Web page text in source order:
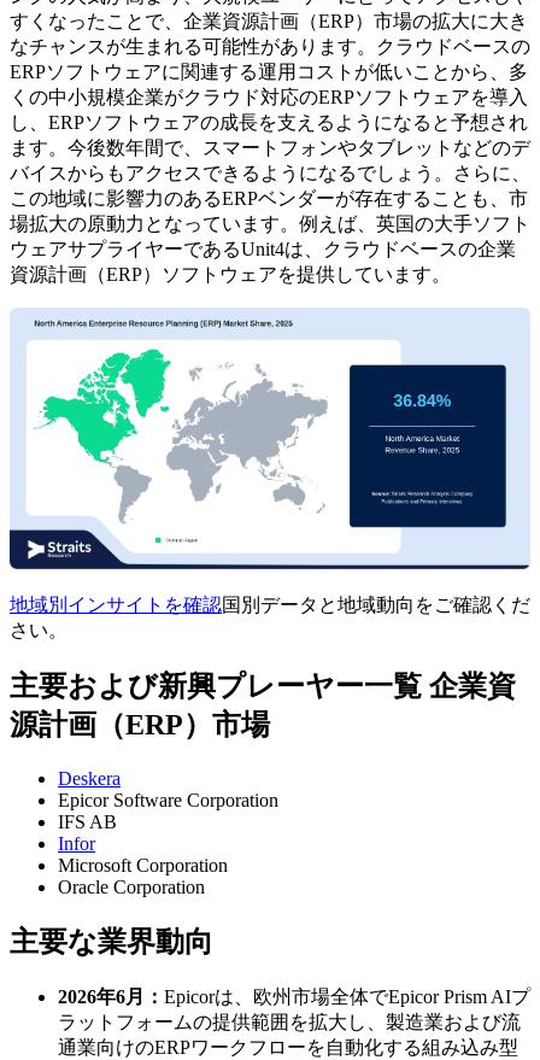
すくなったことで、企業資源計画（ERP）市場の拡大に大き
なチャンスが生まれる可能性があります。クラウドベースの
ERPソフトウェアに関連する運用コストが低いことから、多
くの中小規模企業がクラウド対応のERPソフトウェアを導入
し、ERPソフトウェアの成長を支えるようになると予想され
ます。今後数年間で、スマートフォンやタブレットなどのデ
バイスからもアクセスできるようになるでしょう。さらに、
この地域に影響力のあるERPベンダーが存在することも、市
場拡大の原動力となっています。例えば、英国の大手ソフト
ウェアサプライヤーであるUnit4は、クラウドベースの企業
資源計画（ERP）ソフトウェアを提供しています。
地域別インサイトを確認国別データと地域動向をご確認くだ
さい。
主要および新興プレーヤー一覧 企業資
源計画（ERP）市場
Deskera
Epicor Software Corporation
IFS AB
Infor
Microsoft Corporation
Oracle Corporation
主要な業界動向
2026年6月： Epicorは、欧州市場全体でEpicor Prism AIプ
ラットフォームの提供範囲を拡大し、製造業および流
通業向けのERPワークフローを自動化する組み込み型